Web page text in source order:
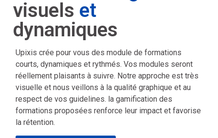
visuels et
dynamiques
Upixis crée pour vous des module de formations
courts, dynamiques et rythmés. Vos modules seront
réellement plaisants à suivre. Notre approche est très
visuelle et nous veillons à la qualité graphique et au
respect de vos guidelines. la gamification des
formations proposées renforce leur impact et favorise
la rétention.